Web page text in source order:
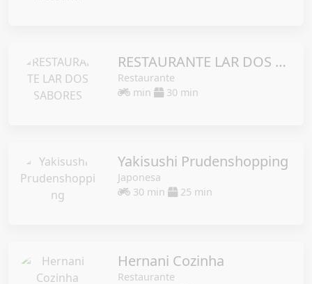
RESTAURANTE LAR DOS SABORES
Restaurante
min
30 min
Yakisushi Prudenshopping
Japonesa
30 min
25 min
Hernani Cozinha
Restaurante